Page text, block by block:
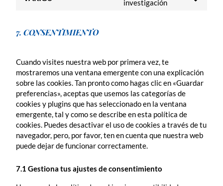
investigación
7. CONSENTIMIENTO
Cuando visites nuestra web por primera vez, te
mostraremos una ventana emergente con una explicación
sobre las cookies. Tan pronto como hagas clic en «Guardar
preferencias», aceptas que usemos las categorías de
cookies y plugins que has seleccionado en la ventana
emergente, tal y como se describe en esta política de
cookies. Puedes desactivar el uso de cookies a través de tu
navegador, pero, por favor, ten en cuenta que nuestra web
puede dejar de funcionar correctamente.
7.1 Gestiona tus ajustes de consentimiento